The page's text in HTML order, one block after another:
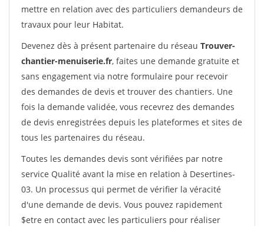
mettre en relation avec des particuliers demandeurs de
travaux pour leur Habitat.
Devenez dès à présent partenaire du réseau Trouver-
chantier-menuiserie.fr, faites une demande gratuite et
sans engagement via notre formulaire pour recevoir
des demandes de devis et trouver des chantiers. Une
fois la demande validée, vous recevrez des demandes
de devis enregistrées depuis les plateformes et sites de
tous les partenaires du réseau.
Toutes les demandes devis sont vérifiées par notre
service Qualité avant la mise en relation à Desertines-
03. Un processus qui permet de vérifier la véracité
d'une demande de devis. Vous pouvez rapidement
$etre en contact avec les particuliers pour réaliser